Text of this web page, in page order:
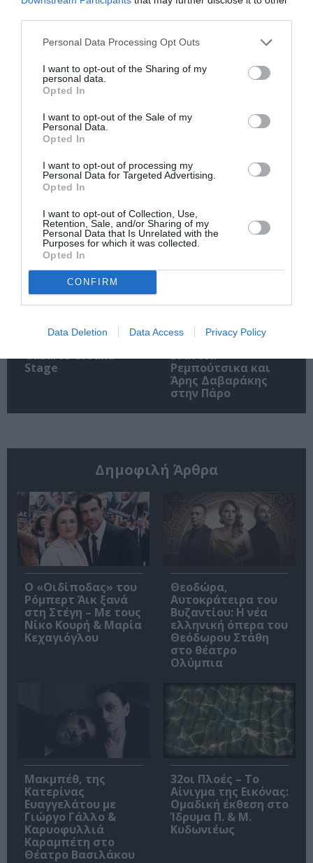
Personal Data Processing Opt Outs
I want to opt-out of the Sharing of my
personal data.
Opted In
I want to opt-out of the Sale of my
Personal Data.
Opted In
I want to opt-out of processing my
Personal Data for Targeted Advertising.
Opted In
I want to opt-out of Collection, Use,
Retention, Sale, and/or Sharing of my
Personal Data that Is Unrelated with the
Purposes for which it was collected.
Opted In
CONFIRM
Data Deletion Data Access Privacy Policy
Mania The Abba
Tribute: Μια
στο Christmas
Theater
The Magician’s
Οι Arab Strap στο
Gazarte Ground
Stage
Τα τραγούδια μας:
Ευανθία
Ρεμπούτσικα και
Άρης Δαβαράκης
στην Πάρο
Δημοφιλή Άρθρα
O «Οιδίποδας» του
Ρόμπερτ Άικ ξανά
στη Στέγη – Με τους
Νίκο Κουρή & Μαρία
Κεχαγιόγλου
Θεοδώρα,
Αυτοκράτειρα του
Βυζαντίου: Η νέα
ελληνική όπερα του
Θεόδωρου Στάθη
στο θέατρο
Ολύμπια
Μακμπέθ, της
Κατερίνας
Ευαγγελάτου με
Γιώργο Γάλλο &
Καρυοφυλλιά
Καραμπέτη στο
Θέατρο Βασιλάκου
32οι Πλοές – Το
Αίνιγμα της Εικόνας:
Ομαδική έκθεση στο
Ίδρυμα Π. & Μ.
Κυδωνιέως